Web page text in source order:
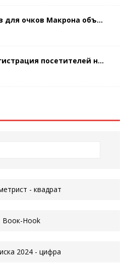
для очков Макрона объ...
посетителей н...